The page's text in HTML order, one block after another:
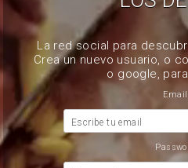
La red social para
Crea un nuevo usuario, o
o google,
Email
Escribe tu email